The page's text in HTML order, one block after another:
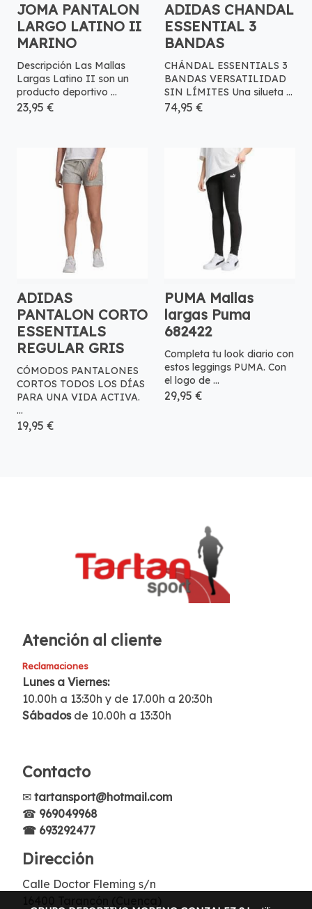
JOMA PANTALON
LARGO LATINO II
MARINO
Descripción Las Mallas
Largas Latino II son un
producto deportivo ...
23,95 €
ADIDAS CHANDAL
ESSENTIAL 3
BANDAS
CHÁNDAL ESSENTIALS 3
BANDAS VERSATILIDAD
SIN LÍMITES Una silueta ...
74,95 €
ADIDAS
PANTALON CORTO
ESSENTIALS
REGULAR GRIS
CÓMODOS PANTALONES
CORTOS TODOS LOS DÍAS
PARA UNA VIDA ACTIVA.
...
19,95 €
PUMA Mallas
largas Puma
682422
Completa tu look diario con
estos leggings PUMA. Con
el logo de ...
29,95 €
Atención al cliente
Reclamaciones
Lunes a Viernes:
10.00h a 13:30h y de 17.00h a 20:30h
Sábados de 10.00h a 13:30h
Contacto
✉ tartansport@hotmail.com
☎ 969049968
☎ 693292477
Dirección
Calle Doctor Fleming s/n